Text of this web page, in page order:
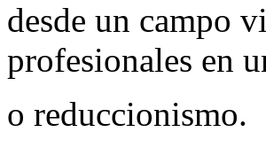
desde un campo
profesionales en
o reduccionismo.